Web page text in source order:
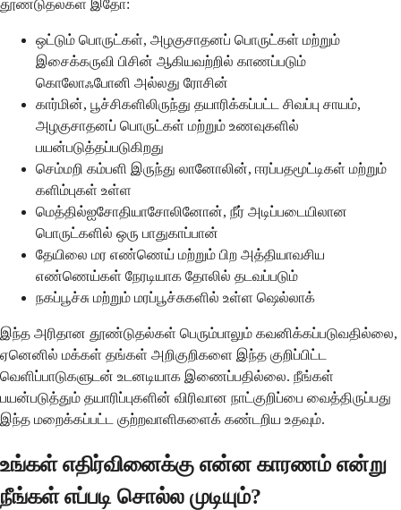
தூண்டுதல்கள் இதோ:
ஒட்டும் பொருட்கள், அழகுசாதனப் பொருட்கள் மற்றும்
இசைக்கருவி பிசின் ஆகியவற்றில் காணப்படும்
கொலோஃபோனி அல்லது ரோசின்
கார்மின், பூச்சிகளிலிருந்து தயாரிக்கப்பட்ட சிவப்பு சாயம்,
அழகுசாதனப் பொருட்கள் மற்றும் உணவுகளில்
பயன்படுத்தப்படுகிறது
செம்மறி கம்பளி இருந்து லானோலின், ஈரப்பதமூட்டிகள் மற்றும்
களிம்புகள் உள்ள
மெத்தில்ஐசோதியாசோலினோன், நீர் அடிப்படையிலான
பொருட்களில் ஒரு பாதுகாப்பான்
தேயிலை மர எண்ணெய் மற்றும் பிற அத்தியாவசிய
எண்ணெய்கள் நேரடியாக தோலில் தடவப்படும்
நகப்பூச்சு மற்றும் மரப்பூச்சுகளில் உள்ள ஷெல்லாக்
இந்த அரிதான தூண்டுதல்கள் பெரும்பாலும் கவனிக்கப்படுவதில்லை,
ஏனெனில் மக்கள் தங்கள் அறிகுறிகளை இந்த குறிப்பிட்ட
வெளிப்பாடுகளுடன் உடனடியாக இணைப்பதில்லை. நீங்கள்
பயன்படுத்தும் தயாரிப்புகளின் விரிவான நாட்குறிப்பை வைத்திருப்பது
இந்த மறைக்கப்பட்ட குற்றவாளிகளைக் கண்டறிய உதவும்.
உங்கள் எதிர்வினைக்கு என்ன காரணம் என்று
நீங்கள் எப்படி சொல்ல முடியும்?